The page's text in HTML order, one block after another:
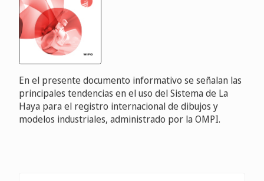
En el presente documento informativo se señalan las
principales tendencias en el uso del Sistema de La
Haya para el registro internacional de dibujos y
modelos industriales, administrado por la OMPI.